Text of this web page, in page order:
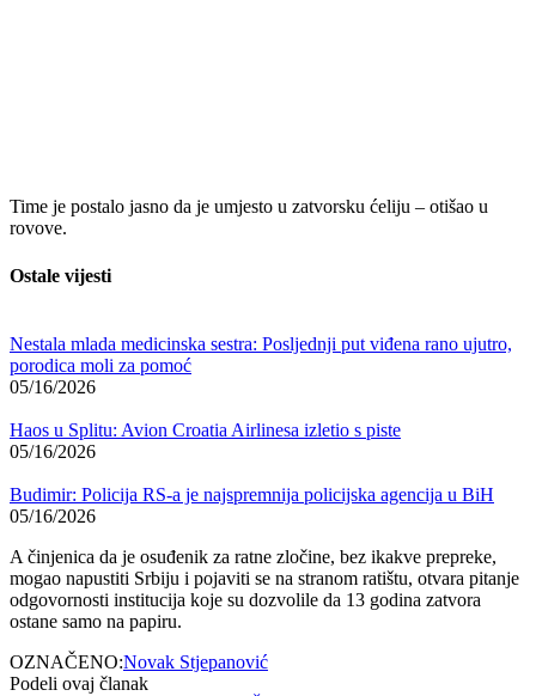
Time je postalo jasno da je umjesto u zatvorsku ćeliju – otišao u
rovove.
Ostale vijesti
Nestala mlada medicinska sestra: Posljednji put viđena rano ujutro,
porodica moli za pomoć
05/16/2026
Haos u Splitu: Avion Croatia Airlinesa izletio s piste
05/16/2026
Budimir: Policija RS-a je najspremnija policijska agencija u BiH
05/16/2026
A činjenica da je osuđenik za ratne zločine, bez ikakve prepreke,
mogao napustiti Srbiju i pojaviti se na stranom ratištu, otvara pitanje
odgovornosti institucija koje su dozvolile da 13 godina zatvora
ostane samo na papiru.
OZNAČENO:Novak Stjepanović
Podeli ovaj članak